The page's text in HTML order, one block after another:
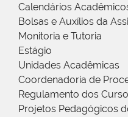
Calendários
Bolsas e Auxílios da
Monitoria e Tutoria
Estágio
Unidades Acadêmicas
Coordenadoria de
Regulamento dos
Projetos Pedagógicos